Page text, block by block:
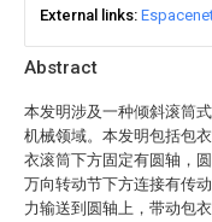
Abstract
本发明涉及一种倾斜滚筒
机械领域。本发明包括包
衣滚筒下方固定有圆轴，
万向转动节下方连接有传
力输送到圆轴上，带动包
External links